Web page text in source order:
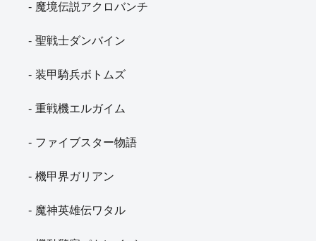
魔境伝説アクロバンチ
聖戦士ダンバイン
装甲騎兵ボトムズ
重戦機エルガイム
ファイブスター物語
機甲界ガリアン
魔神英雄伝ワタル